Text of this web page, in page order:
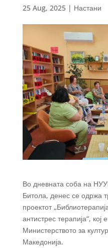
25 Aug, 2025| Настани
Во дневната соба на
Битола, денес се одржа
проектот
антистрес терапија“, кој
Министерството за
Македонија.